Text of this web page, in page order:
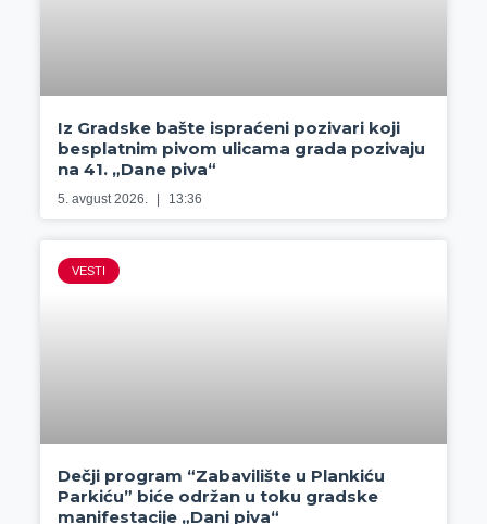
Iz Gradske bašte ispraćeni pozivari koji
besplatnim pivom ulicama grada pozivaju
na 41. „Dane piva“
5. avgust 2026. 13:36
VESTI
Dečji program “Zabavilište u Plankiću
Parkiću” biće održan u toku gradske
manifestacije „Dani piva“